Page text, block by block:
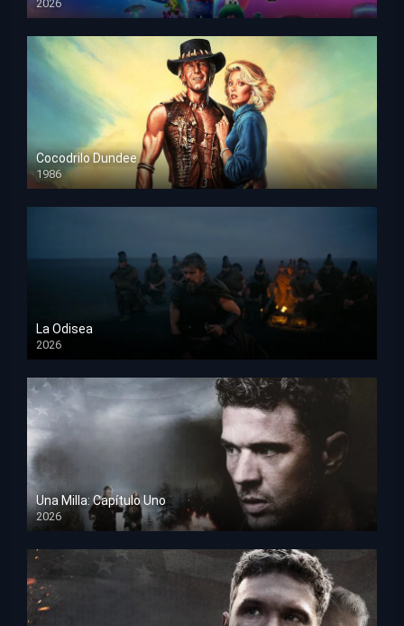
2026
HD 1080p
Cocodrilo Dundee
1986
HD 1080p
La Odisea
2026
TS Screener
Una Milla: Capítulo Uno
2026
HD 1080p